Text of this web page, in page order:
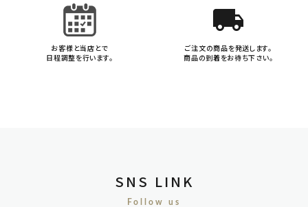
お客様と当店とで
日程調整を行います。
local_shipping
ご注文の商品を発送します。
商品の到着をお待ち下さい。
SNS LINK
Follow us